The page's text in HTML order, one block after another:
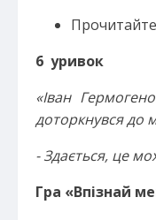
6 уривок
«Іван
доторкнувся до
- Здається, це
Гра «Впізнай